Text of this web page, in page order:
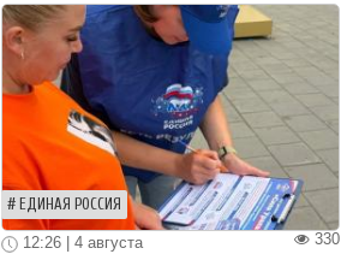
ЕДИНАЯ РОССИЯ
330
12:26 | 4 августа